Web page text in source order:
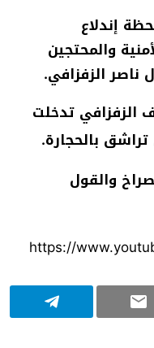
إندلاع
والمحتجين
ناصر الزفزافي.
الزفزافي تدخلت
تراشق بالحجارة.
والقول
https://